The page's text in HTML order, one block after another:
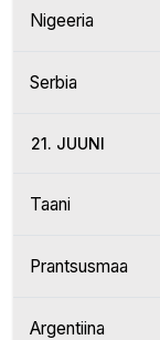
Nigeeria
Serbia
21. JUUNI
Taani
Prantsusmaa
Argentiina